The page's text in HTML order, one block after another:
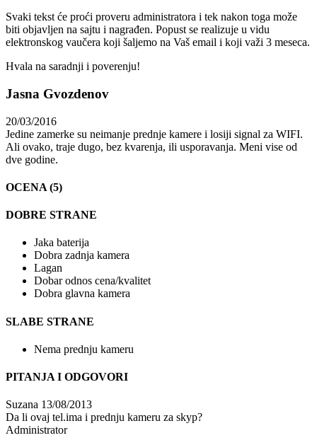
Svaki tekst će proći proveru administratora i tek nakon toga može
biti objavljen na sajtu i nagrađen. Popust se realizuje u vidu
elektronskog vaučera koji šaljemo na Vaš email i koji važi 3 meseca.
Hvala na saradnji i poverenju!
Jasna Gvozdenov
20/03/2016
Jedine zamerke su neimanje prednje kamere i losiji signal za WIFI.
Ali ovako, traje dugo, bez kvarenja, ili usporavanja. Meni vise od
dve godine.
OCENA (5)
DOBRE STRANE
Jaka baterija
Dobra zadnja kamera
Lagan
Dobar odnos cena/kvalitet
Dobra glavna kamera
SLABE STRANE
Nema prednju kameru
PITANJA I ODGOVORI
Suzana 13/08/2013
Da li ovaj tel.ima i prednju kameru za skyp?
Administrator